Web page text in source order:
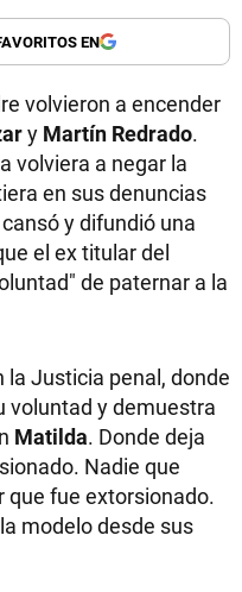
EN
volvieron a encender
y Martín Redrado.
volviera a negar la
en sus denuncias
y difundió una
el ex titular del
de paternar a la
Justicia penal, donde
voluntad y demuestra
Matilda. Donde deja
Nadie que
que fue extorsionado.
modelo desde sus